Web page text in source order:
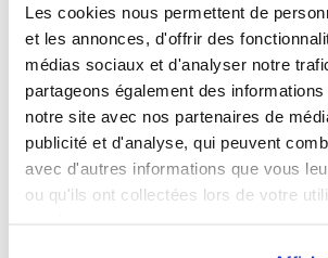
Les cookies nous permettent de
et les annonces, d'offrir des
médias sociaux et d'analyser notre
partageons également des
notre site avec nos partenaires de
publicité et d'analyse, qui peuvent
avec d'autres informations que vous
ou qu'ils ont collectées lors de votre
PROMO
-60€